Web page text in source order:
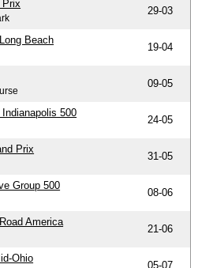
Prix
29-03
Beach
19-04
09-05
500
24-05
Prix
31-05
Group 500
08-06
America
21-06
Ohio
05-07